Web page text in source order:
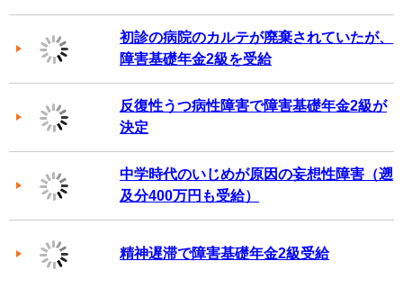
初診の病院のカルテが廃棄されていたが、
障害基礎年金2級を受給
反復性うつ病性障害で障害基礎年金2級が
決定
中学時代のいじめが原因の妄想性障害（遡
及分400万円も受給）
精神遅滞で障害基礎年金2級受給